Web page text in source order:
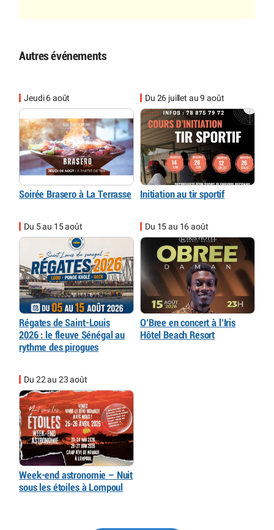
Autres événements
Jeudi 6 août
Soirée Brasero à La Terrasse
Du 26 juillet au 9 août
Initiation au tir sportif
Du 5 au 15 août
Régates de Saint-Louis
2026 : le fleuve Sénégal au
rythme des pirogues
Du 15 au 16 août
O’Bree en concert à l’Iris
Hôtel Beach Resort
Du 22 au 23 août
Week-end astronomie – Nuit
sous les étoiles à Lompoul